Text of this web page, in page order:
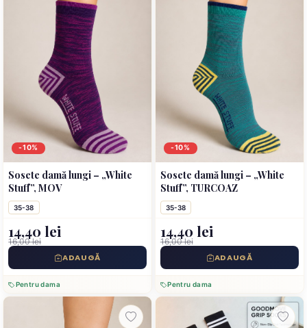
-10%
Sosete damă lungi – „White
Stuff”, MOV
35-38
14,40 lei
16,00 lei
ADAUGĂ
Pentru dama
-10%
Sosete damă lungi – „White
Stuff”, TURCOAZ
35-38
14,40 lei
16,00 lei
ADAUGĂ
Pentru dama